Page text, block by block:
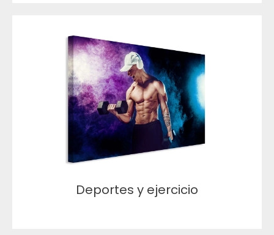
Deportes y ejercicio